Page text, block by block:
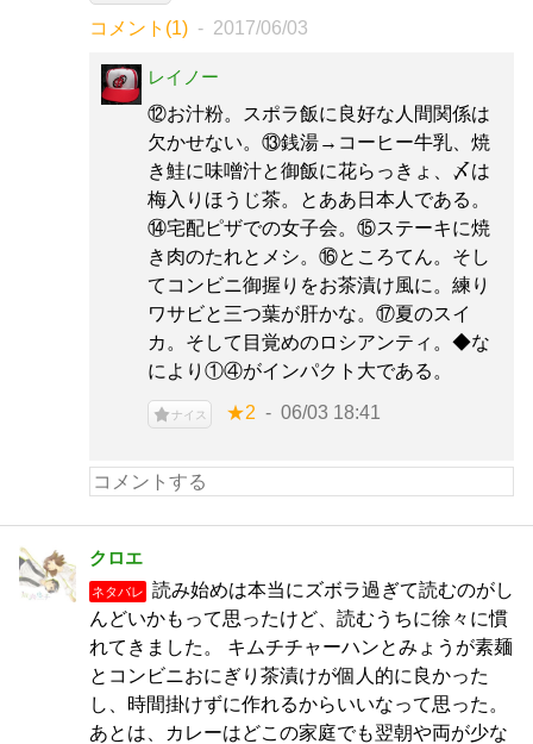
コメント(1) 2017/06/03
レイノー
⑫お汁粉。スポラ飯に良好な人間関係は
欠かせない。⑬銭湯→コーヒー牛乳、焼
き鮭に味噌汁と御飯に花らっきょ、〆は
梅入りほうじ茶。とああ日本人である。
⑭宅配ピザでの女子会。⑮ステーキに焼
き肉のたれとメシ。⑯ところてん。そし
てコンビニ御握りをお茶漬け風に。練り
ワサビと三つ葉が肝かな。⑰夏のスイ
カ。そして目覚めのロシアンティ。◆な
により①④がインパクト大である。
ナイス ★2 06/03 18:41
クロエ
ネタバレ
読み始めは本当にズボラ過ぎて読むのがし
んどいかもって思ったけど、読むうちに徐々に慣
れてきました。 キムチチャーハンとみょうが素麺
とコンビニおにぎり茶漬けが個人的に良かった
し、時間掛けずに作れるからいいなって思った。
あとは、カレーはどこの家庭でも翌朝や両が少な